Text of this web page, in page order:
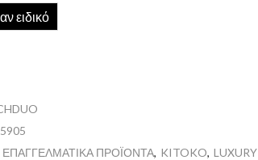
ειδικό
ΕΠΑΓΓΕΛΜΑΤΙΚΑ ΠΡΟΪΟΝΤΑ, KITOKO, LUXURY